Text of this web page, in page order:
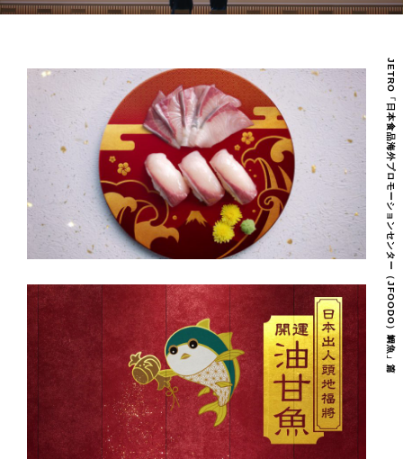
RECRUIT CONTACT JETRO「日本食品海外プロモーションセンター（JFOODO）鯛魚」篇